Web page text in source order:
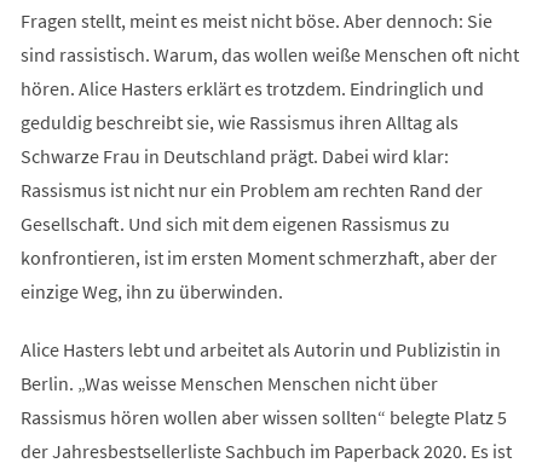
Fragen stellt, meint es meist nicht böse. Aber dennoch: Sie
sind rassistisch. Warum, das wollen weiße Menschen oft nicht
hören. Alice Hasters erklärt es trotzdem. Eindringlich und
geduldig beschreibt sie, wie Rassismus ihren Alltag als
Schwarze Frau in Deutschland prägt. Dabei wird klar:
Rassismus ist nicht nur ein Problem am rechten Rand der
Gesellschaft. Und sich mit dem eigenen Rassismus zu
konfrontieren, ist im ersten Moment schmerzhaft, aber der
einzige Weg, ihn zu überwinden.
Alice Hasters lebt und arbeitet als Autorin und Publizistin in
Berlin. „Was weisse Menschen Menschen nicht über
Rassismus hören wollen aber wissen sollten“ belegte Platz 5
der Jahresbestsellerliste Sachbuch im Paperback 2020. Es ist